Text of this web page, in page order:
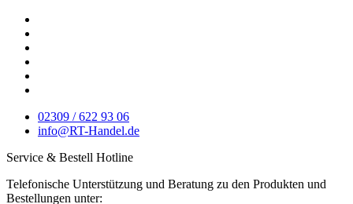
02309 / 622 93 06
info@RT-Handel.de
Service & Bestell Hotline
Telefonische Unterstützung und Beratung zu den Produkten und
Bestellungen unter: